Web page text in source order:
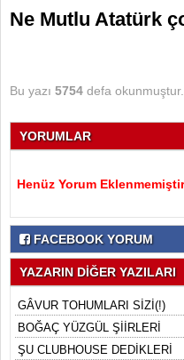
Ne Mutlu Atatürk
Bu yazı 5754 defa okunmuştur.
YORUMLAR
Henüz Yorum
FACEBOOK YORUM
YAZARIN DİĞER YAZILARI
GÂVUR TOHUMLARI SİZİ(!)
BOĞAÇ YÜZGÜL ŞİİRLERİ
ŞU CLUBHOUSE DEDİKLERİ